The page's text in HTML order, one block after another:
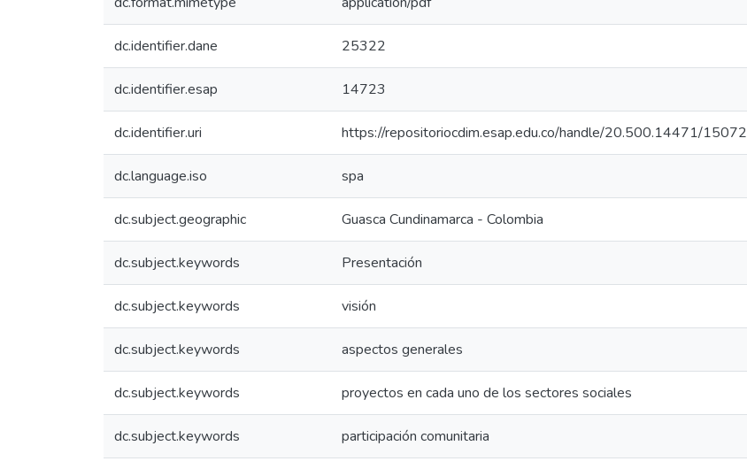
dc.identifier.dane 25322
dc.identifier.esap 14723
dc.identifier.uri https://repositoriocdim.esap.edu.co/handle/20.500.14471/15072
dc.language.iso spa
dc.subject.geographic Guasca Cundinamarca - Colombia
dc.subject.keywords Presentación
dc.subject.keywords visión
dc.subject.keywords aspectos generales
dc.subject.keywords proyectos en cada uno de los sectores sociales
dc.subject.keywords participación comunitaria